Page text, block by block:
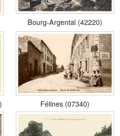
Bourg-Argental (42220)
Félines (07340)